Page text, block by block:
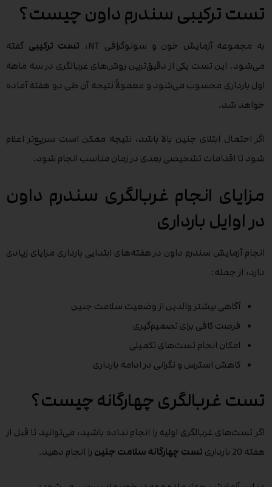
تست ترکیبی سندرم داون چیست؟
به مجموعه آزمایش خون و سونوگرافی NT، تست ترکیبی گفته
می‌شود. این تست یکی از دقیق‌ترین روش‌های غربالگری در سه ماهه
اول بارداری محسوب می‌شود و معمولاً نتیجه آن طی دو هفته آماده
خواهد شد.
اگر احتمال ابتلای جنین بالا باشد، نتیجه ممکن است سریع‌تر اعلام
شود تا اقدامات تشخیصی بعدی در زمان مناسب انجام شود.
مزایای انجام غربالگری سندرم داون
در اوایل بارداری
انجام آزمایش سندرم داون در هفته‌های ابتدایی بارداری مزایای زیادی
دارد، از جمله:
آگاهی بیشتر والدین از وضعیت سلامت جنین
فرصت کافی برای تصمیم‌گیری
امکان انجام تست‌های تکمیلی
کاهش استرس و نگرانی در ادامه بارداری
تست غربالگری چهارگانه چیست؟
اگر تست‌های غربالگری اولیه را انجام نداده باشید، می‌توانید تا قبل از
هفته 20 بارداری
تست چهارگانه سلامت جنین را انجام دهید.